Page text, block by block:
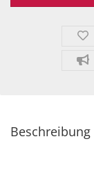
Beschreibung